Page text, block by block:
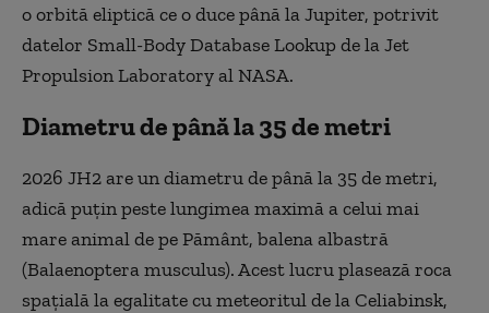
o orbită eliptică ce o duce până la Jupiter, potrivit
datelor Small-Body Database Lookup de la Jet
Propulsion Laboratory al NASA.
Diametru de până la 35 de metri
2026 JH2 are un diametru de până la 35 de metri,
adică puţin peste lungimea maximă a celui mai
mare animal de pe Pământ, balena albastră
(Balaenoptera musculus). Acest lucru plasează roca
spaţială la egalitate cu meteoritul de la Celiabinsk,